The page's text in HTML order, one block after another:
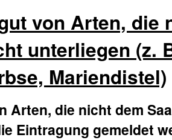
von Arten, die
unterliegen (z.
Mariendistel)
Arten, die nicht dem
Eintragung gemeldet